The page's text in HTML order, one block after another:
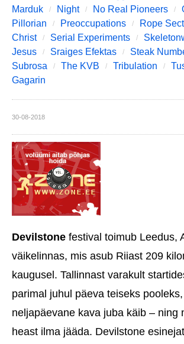
Marduk
Night No Real Pioneers
Pillorian
Preoccupations Rope Sect
Christ
Serial Experiments
Jesus
Sraiges Efektas
Steak
Subrosa
The KVB Tribulation
Gagarin
30-08-2018
Devilstone festival toimub Leedus,
väikelinnas, mis asub Riiast 209
kaugusel. Tallinnast varakult
parimal juhul päeva teiseks pooleks,
neljapäevane kava juba käib – ning
heast ilma jääda. Devilstone